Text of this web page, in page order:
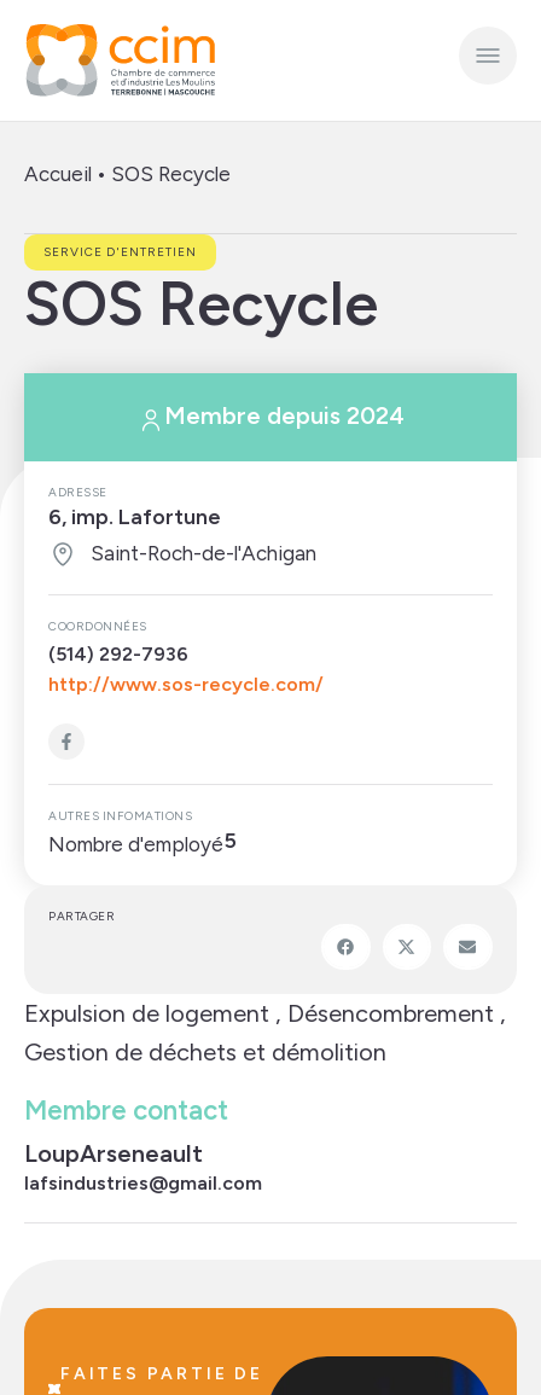
Accueil • SOS Recycle
SERVICE D'ENTRETIEN
SOS Recycle
Membre depuis 2024
ADRESSE
6, imp. Lafortune
Saint-Roch-de-l'Achigan
COORDONNÉES
(514) 292-7936
http://www.sos-recycle.com/
AUTRES INFOMATIONS
Nombre d'employé5
PARTAGER
Expulsion de logement , Désencombrement ,
Gestion de déchets et démolition
Membre contact
LoupArseneault
lafsindustries@gmail.com
FAITES PARTIE DE